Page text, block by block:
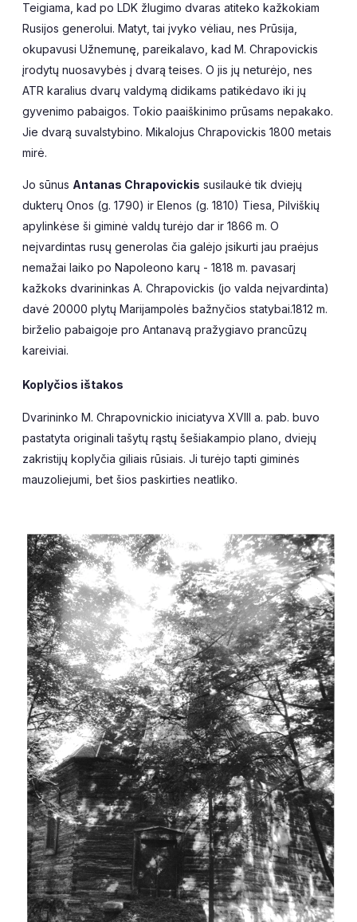
Teigiama, kad po LDK žlugimo dvaras atiteko kažkokiam
Rusijos generolui. Matyt, tai įvyko vėliau, nes Prūsija,
okupavusi Užnemunę, pareikalavo, kad M. Chrapovickis
įrodytų nuosavybės į dvarą teises. O jis jų neturėjo, nes
ATR karalius dvarų valdymą didikams patikėdavo iki jų
gyvenimo pabaigos. Tokio paaiškinimo prūsams nepakako.
Jie dvarą suvalstybino. Mikalojus Chrapovickis 1800 metais
mirė.
Jo sūnus Antanas Chrapovickis susilaukė tik dviejų
dukterų Onos (g. 1790) ir Elenos (g. 1810) Tiesa, Pilviškių
apylinkėse ši giminė valdų turėjo dar ir 1866 m. O
neįvardintas rusų generolas čia galėjo įsikurti jau praėjus
nemažai laiko po Napoleono karų - 1818 m. pavasarį
kažkoks dvarininkas A. Chrapovickis (jo valda neįvardinta)
davė 20000 plytų Marijampolės bažnyčios statybai.1812 m.
birželio pabaigoje pro Antanavą pražygiavo prancūzų
kareiviai.
Koplyčios ištakos
Dvarininko M. Chrapovnickio iniciatyva XVIII a. pab. buvo
pastatyta originali tašytų rąstų šešiakampio plano, dviejų
zakristijų koplyčia giliais rūsiais. Ji turėjo tapti giminės
mauzoliejumi, bet šios paskirties neatliko.